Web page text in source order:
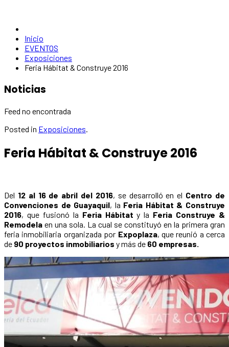
Inicio
EVENTOS
Exposiciones
Feria Hábitat & Construye 2016
Noticias
Feed no encontrada
Posted in Exposiciones.
Feria Hábitat & Construye 2016
Del 12 al 16 de abril del 2016, se desarrolló en el Centro de
Convenciones de Guayaquil, la Feria Hábitat & Construye
2016, que fusionó la Feria Hábitat y la Feria Construye &
Remodela en una sola. La cual se constituyó en la primera gran
feria inmobiliaria organizada por Expoplaza, que reunió a cerca
de 90 proyectos inmobiliarios y más de 60 empresas.